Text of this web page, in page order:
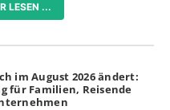
LESEN ...
im August 2026 ändert:
für Familien, Reisende